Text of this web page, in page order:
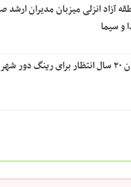
آزاد انزلی میزبان مدیران
و سیما
شهر رشت